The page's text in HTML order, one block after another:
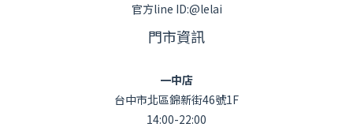
官方line ID:@lelai
門市資訊
一中店
台中市北區錦新街46號1F
14:00-22:00